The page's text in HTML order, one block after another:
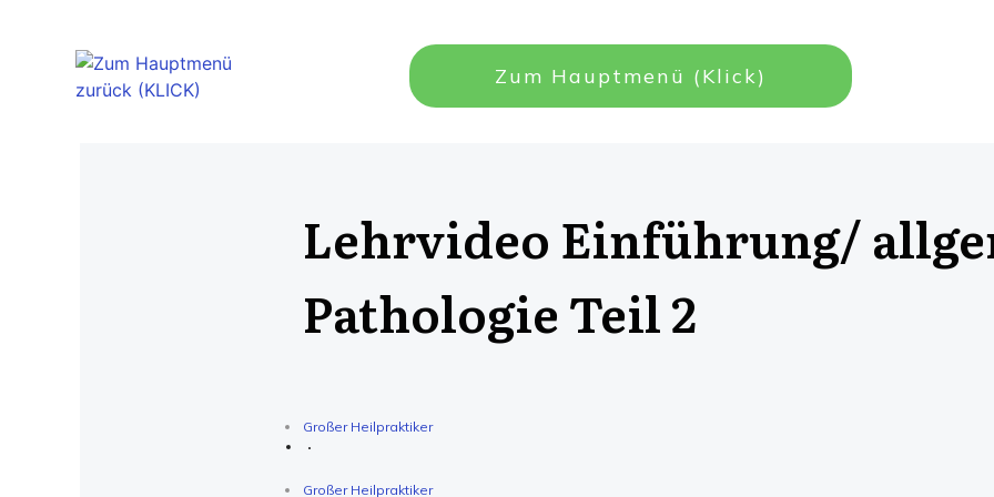
Zum Hauptmenü (Klick)
Lehrvideo Einführung/
Pathologie Teil 2
Großer Heilpraktiker
Großer Heilpraktiker